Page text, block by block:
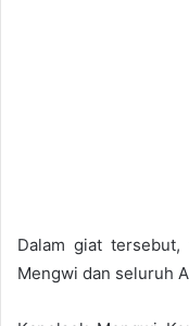
Dalam giat
Mengwi dan seluruh